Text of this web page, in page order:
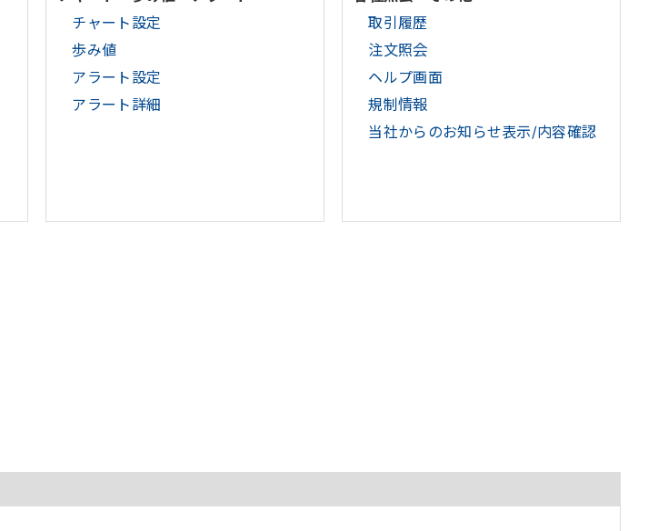
チャート設定
歩み値
アラート設定
アラート詳細
取引履歴
注文照会
ヘルプ画面
規制情報
当社からのお知らせ表示/内容確認